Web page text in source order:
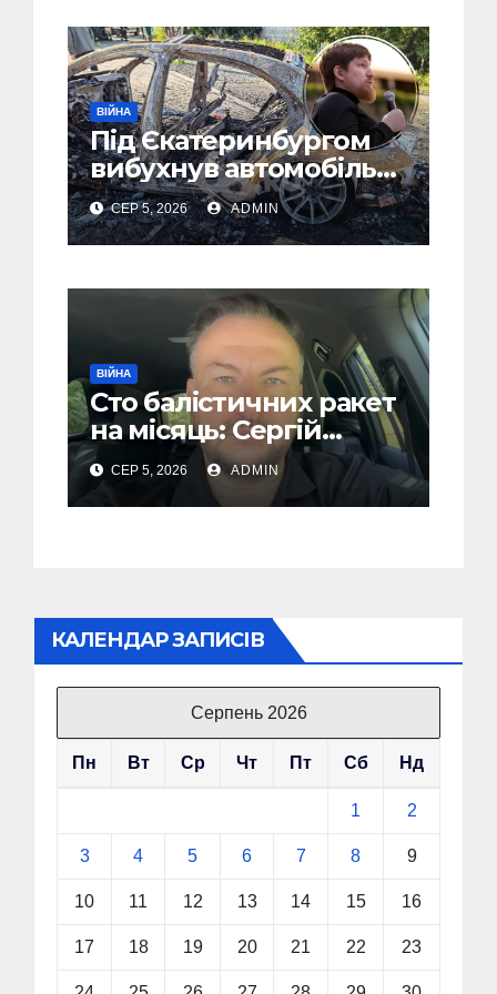
ВІЙНА
Під Єкатеринбургом
вибухнув автомобіль
голови компанії-
виробника дронів
“Упир” – перші
СЕР 5, 2026 ADMIN
ВІЙНА
Сто балістичних ракет
на місяць: Сергій
“Флеш” закликав
українців готуватися
до гіршого
СЕР 5, 2026 ADMIN
КАЛЕНДАР ЗАПИСІВ
Серпень 2026
Пн Вт Ср Чт Пт Сб Нд
1 2
3 4 5 6 7 8 9
10 11 12 13 14 15 16
17 18 19 20 21 22 23